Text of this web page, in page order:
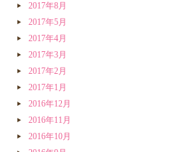
2017年8月
2017年5月
2017年4月
2017年3月
2017年2月
2017年1月
2016年12月
2016年11月
2016年10月